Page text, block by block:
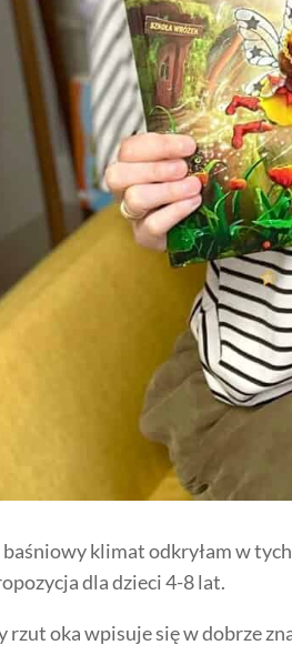
baśniowy klimat odkryłam w
dla dzieci 4-8 lat.
rzut oka wpisuje się w dobrze